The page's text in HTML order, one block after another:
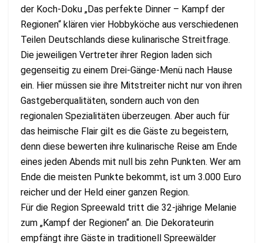
der Koch-Doku „Das perfekte Dinner – Kampf der
Regionen“ klären vier Hobbyköche aus verschiedenen
Teilen Deutschlands diese kulinarische Streitfrage.
Die jeweiligen Vertreter ihrer Region laden sich
gegenseitig zu einem Drei-Gänge-Menü nach Hause
ein. Hier müssen sie ihre Mitstreiter nicht nur von ihren
Gastgeberqualitäten, sondern auch von den
regionalen Spezialitäten überzeugen. Aber auch für
das heimische Flair gilt es die Gäste zu begeistern,
denn diese bewerten ihre kulinarische Reise am Ende
eines jeden Abends mit null bis zehn Punkten. Wer am
Ende die meisten Punkte bekommt, ist um 3.000 Euro
reicher und der Held einer ganzen Region.
Für die Region Spreewald tritt die 32-jährige Melanie
zum „Kampf der Regionen“ an. Die Dekorateurin
empfängt ihre Gäste in traditionell Spreewälder